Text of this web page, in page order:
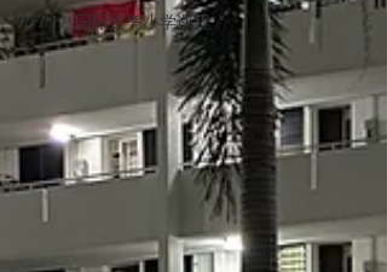
IB PYP 国际文凭小学课程